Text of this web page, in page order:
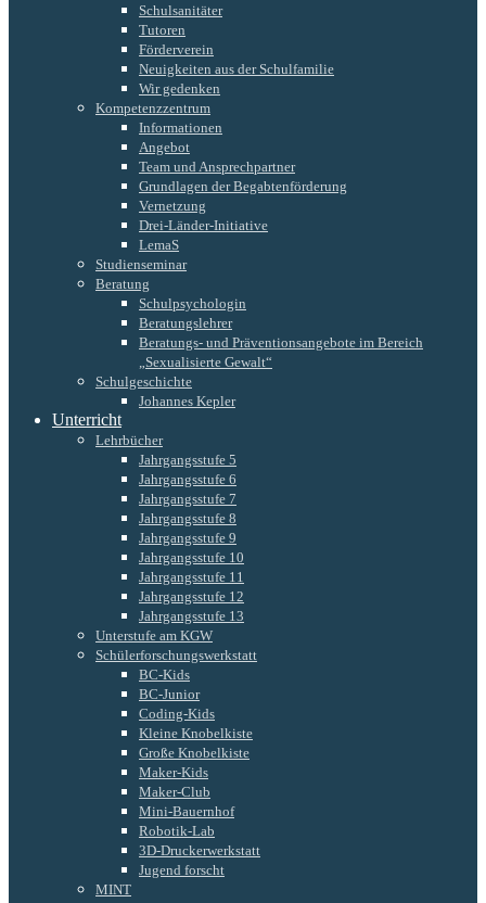
Schulsanitäter
Tutoren
Förderverein
Neuigkeiten aus der Schulfamilie
Wir gedenken
Kompetenzzentrum
Informationen
Angebot
Team und Ansprechpartner
Grundlagen der Begabtenförderung
Vernetzung
Drei-Länder-Initiative
LemaS
Studienseminar
Beratung
Schulpsychologin
Beratungslehrer
Beratungs- und Präventionsangebote im Bereich
„Sexualisierte Gewalt“
Schulgeschichte
Johannes Kepler
Unterricht
Lehrbücher
Jahrgangsstufe 5
Jahrgangsstufe 6
Jahrgangsstufe 7
Jahrgangsstufe 8
Jahrgangsstufe 9
Jahrgangsstufe 10
Jahrgangsstufe 11
Jahrgangsstufe 12
Jahrgangsstufe 13
Unterstufe am KGW
Schülerforschungswerkstatt
BC-Kids
BC-Junior
Coding-Kids
Kleine Knobelkiste
Große Knobelkiste
Maker-Kids
Maker-Club
Mini-Bauernhof
Robotik-Lab
3D-Druckerwerkstatt
Jugend forscht
MINT